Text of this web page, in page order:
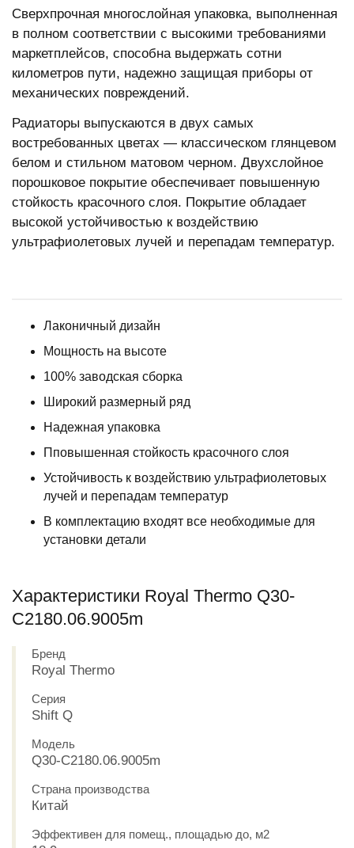
Сверхпрочная многослойная упаковка, выполненная
в полном соответствии с высокими требованиями
маркетплейсов, способна выдержать сотни
километров пути, надежно защищая приборы от
механических повреждений.
Радиаторы выпускаются в двух самых
востребованных цветах — классическом глянцевом
белом и стильном матовом черном. Двухслойное
порошковое покрытие обеспечивает повышенную
стойкость красочного слоя. Покрытие обладает
высокой устойчивостью к воздействию
ультрафиолетовых лучей и перепадам температур.
Лаконичный дизайн
Мощность на высоте
100% заводская сборка
Широкий размерный ряд
Надежная упаковка
Пповышенная стойкость красочного слоя
Устойчивость к воздействию ультрафиолетовых
лучей и перепадам температур
В комплектацию входят все необходимые для
установки детали
Характеристики Royal Thermo Q30-
C2180.06.9005m
Бренд
Royal Thermo
Серия
Shift Q
Модель
Q30-C2180.06.9005m
Страна производства
Китай
Эффективен для помещ., площадью до, м2